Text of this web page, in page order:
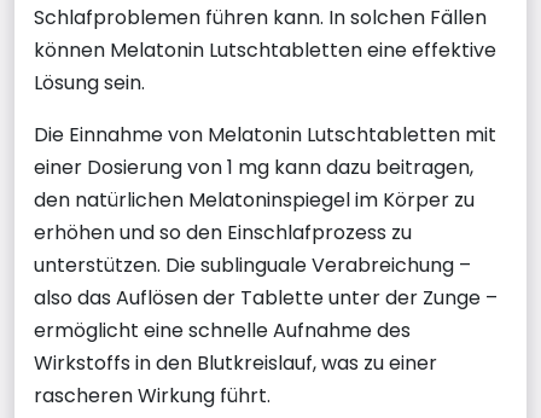
Schlafproblemen führen kann. In solchen Fällen
können Melatonin Lutschtabletten eine effektive
Lösung sein.
Die Einnahme von Melatonin Lutschtabletten mit
einer Dosierung von 1 mg kann dazu beitragen,
den natürlichen Melatoninspiegel im Körper zu
erhöhen und so den Einschlafprozess zu
unterstützen. Die sublinguale Verabreichung –
also das Auflösen der Tablette unter der Zunge –
ermöglicht eine schnelle Aufnahme des
Wirkstoffs in den Blutkreislauf, was zu einer
rascheren Wirkung führt.